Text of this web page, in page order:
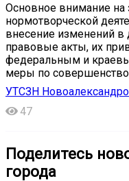
Основное внимание на
нормотворческой
внесение изменений
правовые акты, их
федеральным и
меры по
УТСЗН
47
Поделитесь
города